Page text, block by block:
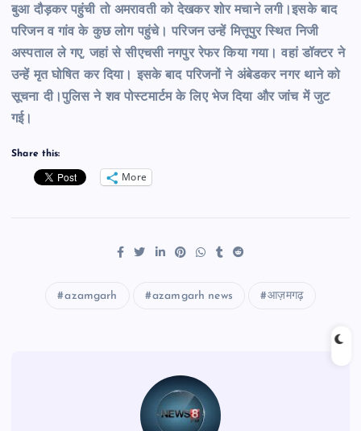
बुआ दौड़कर पहुंची तो अमरावती को देखकर शोर मचाने लगी।इसके बाद
परिजन व गांव के कुछ लोग पहुंचे। परिजन उन्हें मित्तूपुर स्थित निजी
अस्पताल ले गए, जहां से सीएचसी नगपुर रेफर किया गया। वहां डॉक्टर ने
उन्हें मृत घोषित कर दिया। इसके बाद परिजनों ने अंबेडकर नगर थाने को
सूचना दी।पुलिस ने शव पोस्टमार्टम के लिए भेज दिया और जांच में जुट
गई।
Share this:
More
azamgarh azamgarh news आज़मगढ़